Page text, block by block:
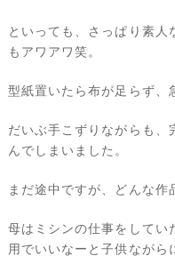
といっても、さっぱり素
もアワアワ笑。
型紙置いたら布が足らず、
だいぶ手こずりながらも、
んでしまいました。
まだ途中ですが、どんな作
母はミシンの仕事をしてい
用でいいなーと子供ながら